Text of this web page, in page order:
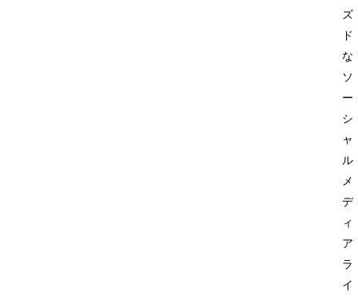
ズ
ド
な
ソ
ー
シ
ャ
ル
メ
デ
ィ
ア
ラ
イ